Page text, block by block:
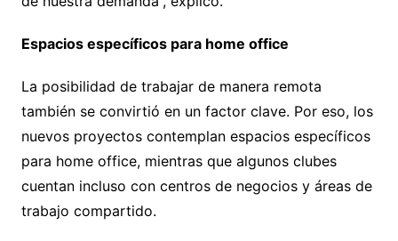
Espacios específicos para home office
La posibilidad de trabajar de manera remota
también se convirtió en un factor clave. Por eso, los
nuevos proyectos contemplan espacios específicos
para home office, mientras que algunos clubes
cuentan incluso con centros de negocios y áreas de
trabajo compartido.